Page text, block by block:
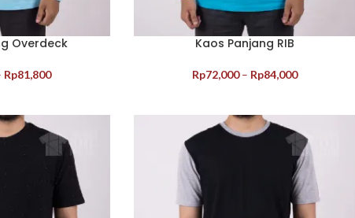
Overdeck
Rp81,800
Kaos Panjang RIB
Rp72,000 – Rp84,000